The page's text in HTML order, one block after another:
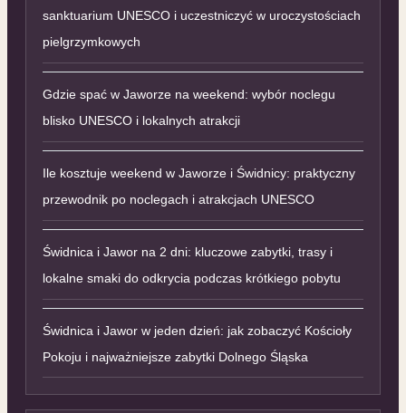
sanktuarium UNESCO i uczestniczyć w uroczystościach
pielgrzymkowych
Gdzie spać w Jaworze na weekend: wybór noclegu
blisko UNESCO i lokalnych atrakcji
Ile kosztuje weekend w Jaworze i Świdnicy: praktyczny
przewodnik po noclegach i atrakcjach UNESCO
Świdnica i Jawor na 2 dni: kluczowe zabytki, trasy i
lokalne smaki do odkrycia podczas krótkiego pobytu
Świdnica i Jawor w jeden dzień: jak zobaczyć Kościoły
Pokoju i najważniejsze zabytki Dolnego Śląska